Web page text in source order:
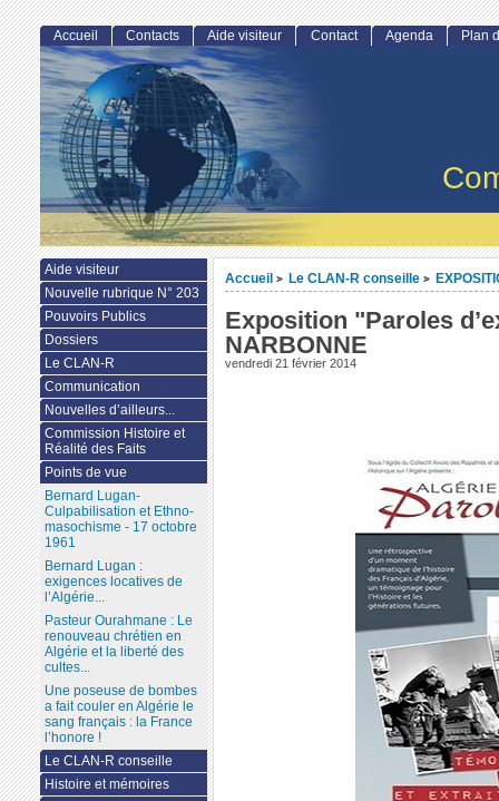
Accueil > Le CLAN-R conseille >
Exposition "Paroles
NARBONNE
vendredi 21 février 2014
Accueil Contacts Aide visiteur Contact Agenda Plan
Aide visiteur
Nouvelle rubrique N° 203
Pouvoirs Publics
Dossiers
Le CLAN-R
Communication
Nouvelles d’ailleurs...
Commission Histoire et
Réalité des Faits
Points de vue
Bernard Lugan-
Culpabilisation et Ethno-
masochisme - 17 octobre
1961
Bernard Lugan :
exigences locatives de
l’Algérie...
Pasteur Ourahmane : Le
renouveau chrétien en
Algérie et la liberté des
cultes...
Une poseuse de bombes
a fait couler en Algérie le
sang français : la France
l’honore !
Le CLAN-R conseille
Histoire et mémoires